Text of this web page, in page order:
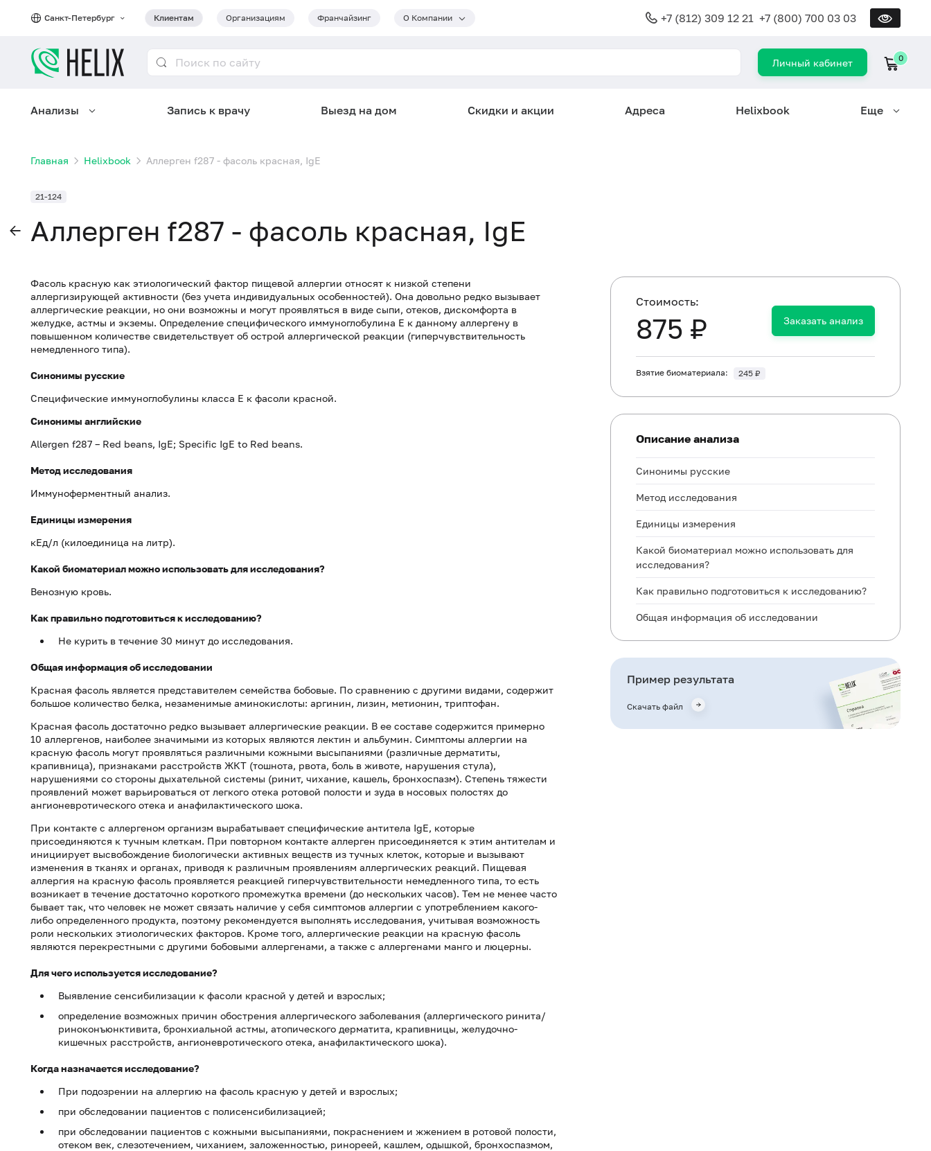
Санкт-Петербург Клиентам Организациям Франчайзинг О Компании +7 (812) 309 12 21 +7 (800) 700 03 03
Личный кабинет 0
Анализы Запись к врачу Выезд на дом Скидки и акции Адреса Helixbook Еще
Главная Helixbook Аллерген f287 - фасоль красная, IgE
21-124
Аллерген f287 - фасоль красная, IgE
Фасоль красную как этиологический фактор пищевой аллергии относят к низкой степени
аллергизирующей активности (без учета индивидуальных особенностей). Она довольно редко вызывает
аллергические реакции, но они возможны и могут проявляться в виде сыпи, отеков, дискомфорта в
желудке, астмы и экземы. Определение специфического иммуноглобулина Е к данному аллергену в
повышенном количестве свидетельствует об острой аллергической реакции (гиперчувствительность
немедленного типа).
Синонимы русские
Специфические иммуноглобулины класса Е к фасоли красной.
Синонимы английские
Allergen f287 – Red beans, IgE; Specific IgE to Red beans.
Метод исследования
Иммуноферментный анализ.
Единицы измерения
кЕд/л (килоединица на литр).
Какой биоматериал можно использовать для исследования?
Венозную кровь.
Как правильно подготовиться к исследованию?
Не курить в течение 30 минут до исследования.
Общая информация об исследовании
Красная фасоль является представителем семейства бобовые. По сравнению с другими видами, содержит
большое количество белка, незаменимые аминокислоты: аргинин, лизин, метионин, триптофан.
Красная фасоль достаточно редко вызывает аллергические реакции. В ее составе содержится примерно
10 аллергенов, наиболее значимыми из которых являются лектин и альбумин. Симптомы аллергии на
красную фасоль могут проявляться различными кожными высыпаниями (различные дерматиты,
крапивница), признаками расстройств ЖКТ (тошнота, рвота, боль в животе, нарушения стула),
нарушениями со стороны дыхательной системы (ринит, чихание, кашель, бронхоспазм). Степень тяжести
проявлений может варьироваться от легкого отека ротовой полости и зуда в носовых полостях до
ангионевротического отека и анафилактического шока.
При контакте с аллергеном организм вырабатывает специфические антитела IgE, которые
присоединяются к тучным клеткам. При повторном контакте аллерген присоединяется к этим антителам и
инициирует высвобождение биологически активных веществ из тучных клеток, которые и вызывают
изменения в тканях и органах, приводя к различным проявлениям аллергических реакций. Пищевая
аллергия на красную фасоль проявляется реакцией гиперчувствительности немедленного типа, то есть
возникает в течение достаточно короткого промежутка времени (до нескольких часов). Тем не менее часто
бывает так, что человек не может связать наличие у себя симптомов аллергии с употреблением какого-
либо определенного продукта, поэтому рекомендуется выполнять исследования, учитывая возможность
роли нескольких этиологических факторов. Кроме того, аллергические реакции на красную фасоль
являются перекрестными с другими бобовыми аллергенами, а также с аллергенами манго и люцерны.
Для чего используется исследование?
Выявление сенсибилизации к фасоли красной у детей и взрослых;
определение возможных причин обострения аллергического заболевания (аллергического ринита/
риноконъюнктивита, бронхиальной астмы, атопического дерматита, крапивницы, желудочно-
кишечных расстройств, ангионевротического отека, анафилактического шока).
Когда назначается исследование?
При подозрении на аллергию на фасоль красную у детей и взрослых;
при обследовании пациентов с полисенсибилизацией;
при обследовании пациентов с кожными высыпаниями, покраснением и жжением в ротовой полости,
отеком век, слезотечением, чиханием, заложенностью, ринореей, кашлем, одышкой, бронхоспазмом,
Cтоимость:
875 ₽ Заказать анализ
Взятие биоматериала: 245 ₽
Описание анализа
Синонимы русские
Метод исследования
Единицы измерения
Какой биоматериал можно использовать для
исследования?
Как правильно подготовиться к исследованию?
Общая информация об исследовании
Для чего используется исследование?
Пример результата
Скачать файл